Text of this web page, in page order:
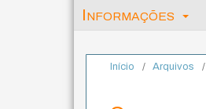
Informações
Início / Arquivos /